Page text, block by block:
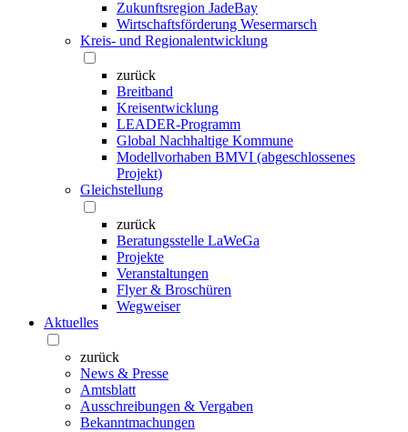
Zukunftsregion JadeBay
Wirtschaftsförderung Wesermarsch
Kreis- und Regionalentwicklung
zurück
Breitband
Kreisentwicklung
LEADER-Programm
Global Nachhaltige Kommune
Modellvorhaben BMVI (abgeschlossenes
Projekt)
Gleichstellung
zurück
Beratungsstelle LaWeGa
Projekte
Veranstaltungen
Flyer & Broschüren
Wegweiser
Aktuelles
zurück
News & Presse
Amtsblatt
Ausschreibungen & Vergaben
Bekanntmachungen